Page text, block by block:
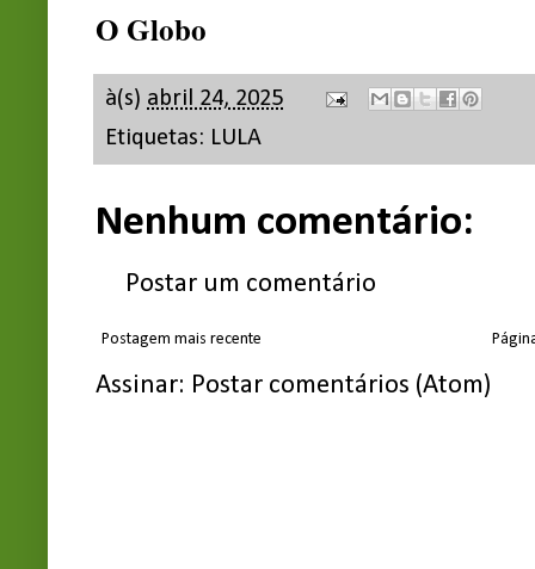
O Globo
à(s) abril 24, 2025
Etiquetas: LULA
Nenhum comentário:
Postar um comentário
Postagem mais recente
Assinar: Postar comentários (Atom)